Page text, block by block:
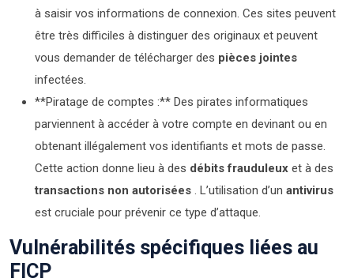
à saisir vos informations de connexion. Ces sites peuvent
être très difficiles à distinguer des originaux et peuvent
vous demander de télécharger des pièces jointes
infectées.
**Piratage de comptes :** Des pirates informatiques
parviennent à accéder à votre compte en devinant ou en
obtenant illégalement vos identifiants et mots de passe.
Cette action donne lieu à des débits frauduleux et à des
transactions non autorisées . L’utilisation d’un antivirus
est cruciale pour prévenir ce type d’attaque.
Vulnérabilités spécifiques liées au
FICP